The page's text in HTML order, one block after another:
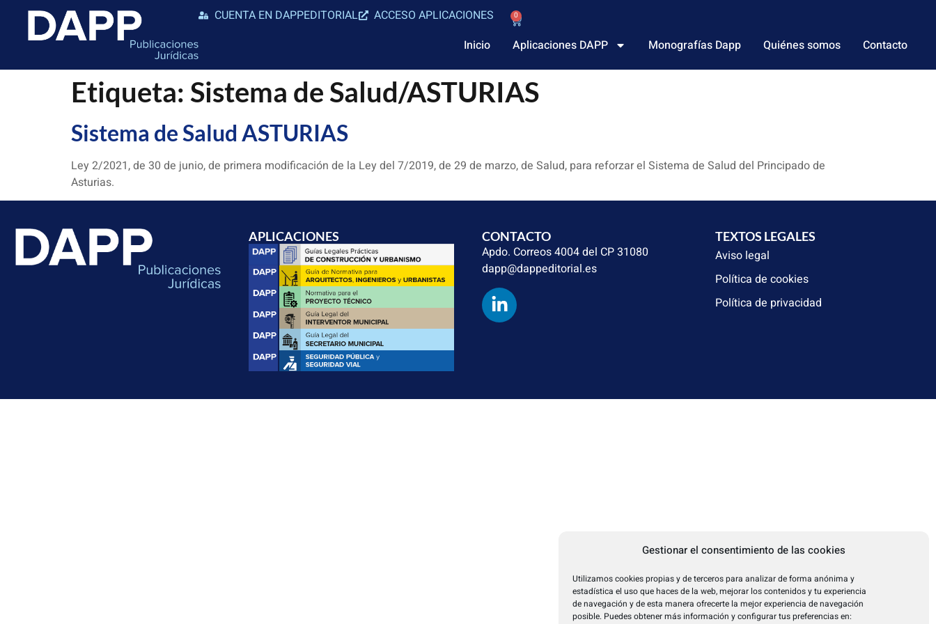
Gestionar el consentimiento de las cookies
Utilizamos cookies propias y de terceros para analizar de forma anónima y
estadística el uso que haces de la web, mejorar los contenidos y tu experiencia
de navegación y de esta manera ofrecerte la mejor experiencia de navegación
posible. Puedes obtener más información y configurar tus preferencias en:
CUENTA EN DAPPEDITORIAL ACCESO APLICACIONES 0
Inicio Aplicaciones DAPP Monografías Dapp Quiénes somos Contacto
Etiqueta: Sistema de Salud/ASTURIAS
Sistema de Salud ASTURIAS
Ley 2/2021, de 30 de junio, de primera modificación de la Ley del 7/2019, de 29 de marzo, de Salud, para reforzar el Sistema de Salud del Principado de
Asturias.
APLICACIONES CONTACTO
Apdo. Correos 4004 del CP 31080
dapp@dappeditorial.es
TEXTOS LEGALES
Aviso legal
Política de cookies
Política de privacidad